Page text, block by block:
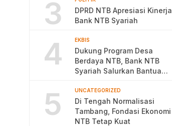
3
DPRD NTB Apresiasi Kinerja
Bank NTB Syariah
4 EKBIS
Dukung Program Desa
Berdaya NTB, Bank NTB
Syariah Salurkan Bantuan
5 UNCATEGORIZED
Di Tengah Normalisasi
Tambang, Fondasi Ekonomi
NTB Tetap Kuat